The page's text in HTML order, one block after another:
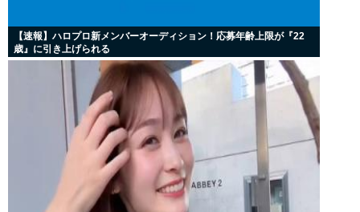
【速報】ハロプロ新メンバーオーディション！応募年齢上限が『22
歳』に引き上げられる